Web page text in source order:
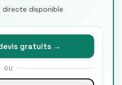
directe disponible
gratuits →
OU